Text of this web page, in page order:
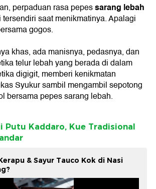
perpaduan rasa pepessarang lebah
saat menikmatinya. Apalagi
gogos.
khas, ada manisnya, pedasnya, dan
telur lebah yang berada di dalam
digigit, memberi kenikmatan
Syukur sambil mengambil sepotong
bersama pepes sarang lebah.
Putu Kaddaro, Kue Tradisional
& Sayur Tauco Kok di Nasi